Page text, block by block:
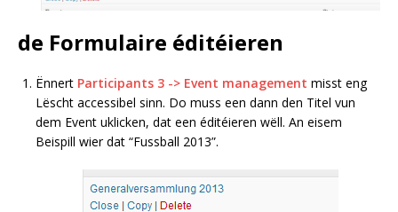
de Formulaire éditéieren
Ënnert Participants 3 -> Event management misst eng
Lëscht accessibel sinn. Do muss een dann den Titel vun
dem Event uklicken, dat een éditéieren wëll. An eisem
Beispill wier dat “Fussball 2013”.